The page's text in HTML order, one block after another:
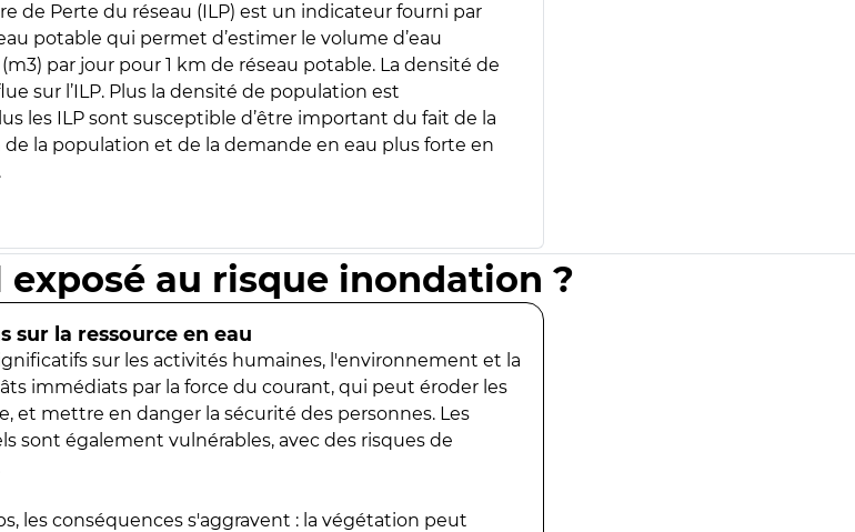
de Perte du réseau (ILP) est un indicateur fourni par
potable qui permet d’estimer le volume d’eau
par jour pour 1 km de réseau potable. La densité de
sur l’ILP. Plus la densité de population est
les ILP sont susceptible d’être important du fait de la
la population et de la demande en eau plus forte en
au risque inondation ?
sur la ressource en eau
sur les activités humaines, l'environnement et la
immédiats par la force du courant, qui peut éroder les
et mettre en danger la sécurité des personnes. Les
sont également vulnérables, avec des risques de
les conséquences s'aggravent : la végétation peut